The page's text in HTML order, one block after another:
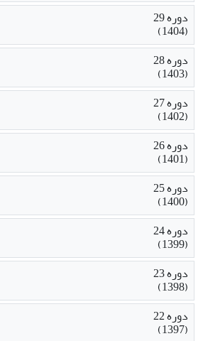
دوره 29
(1404)
دوره 28
(1403)
دوره 27
(1402)
دوره 26
(1401)
دوره 25
(1400)
دوره 24
(1399)
دوره 23
(1398)
دوره 22
(1397)